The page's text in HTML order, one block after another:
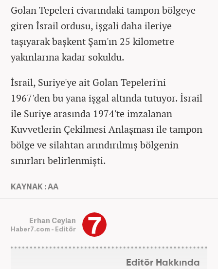
Golan Tepeleri civarındaki tampon bölgeye
giren İsrail ordusu, işgali daha ileriye
taşıyarak başkent Şam'ın 25 kilometre
yakınlarına kadar sokuldu.
İsrail, Suriye'ye ait Golan Tepeleri'ni
1967'den bu yana işgal altında tutuyor. İsrail
ile Suriye arasında 1974'te imzalanan
Kuvvetlerin Çekilmesi Anlaşması ile tampon
bölge ve silahtan arındırılmış bölgenin
sınırları belirlenmişti.
KAYNAK : AA
Erhan Ceylan
Haber7.com - Editör
Editör Hakkında